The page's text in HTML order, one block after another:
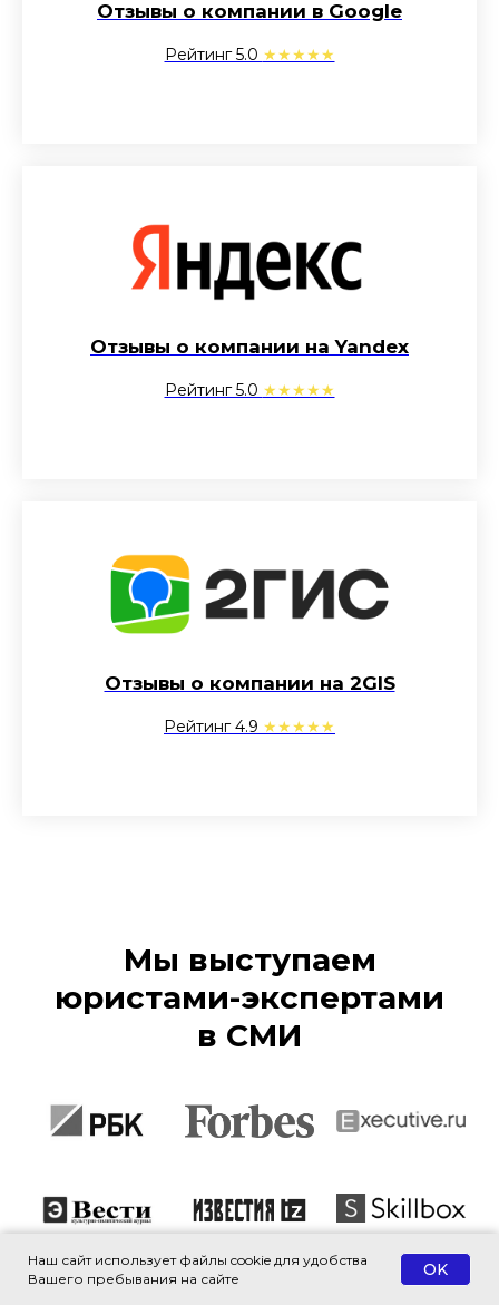
Отзывы о компании в Google
Рейтинг 5.0 ★★★★★
Отзывы о компании на Yandex
Рейтинг 5.0 ★★★★★
Отзывы о компании на 2GIS
Рейтинг 4.9 ★★★★★
Мы выступаем
юристами-экспертами
в СМИ
Наш сайт использует файлы cookie для удобства
Вашего пребывания на сайте
OK